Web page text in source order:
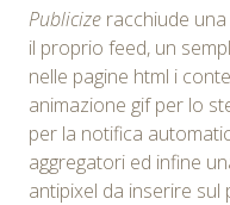
Publicize racchiude
il proprio feed, un
nelle pagine html i
animazione gif per lo
per la notifica
aggregatori ed infine
antipixel da inserire sul